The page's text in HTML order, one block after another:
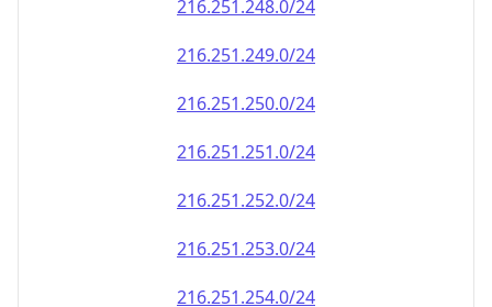
216.251.248.0/24
216.251.249.0/24
216.251.250.0/24
216.251.251.0/24
216.251.252.0/24
216.251.253.0/24
216.251.254.0/24